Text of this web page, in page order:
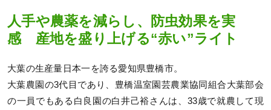
人手や農薬を減らし、防虫効果を実
感 産地を盛り上げる“赤い”ライト
大葉の生産量日本一を誇る愛知県豊橋市。
大葉農園の3代目であり、豊橋温室園芸農業協同組合大葉部会
の一員でもある白良園の白井己裕さんは、33歳で就農して現